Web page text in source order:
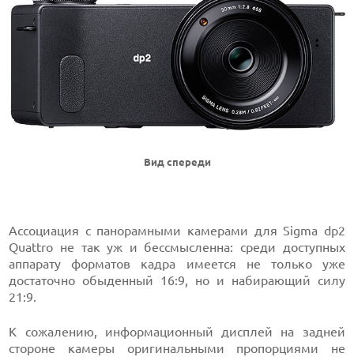
Вид спереди
Ассоциация с панорамными камерами для Sigma dp2
Quattro не так уж и бессмысленна: среди доступных
аппарату форматов кадра имеется не только уже
достаточно обыденный 16:9, но и набирающий силу
21:9.
К сожалению, информационный дисплей на задней
стороне камеры оригинальными пропорциями не